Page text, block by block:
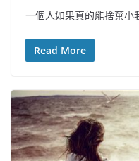
一個人如果真的能捨棄小
Read More